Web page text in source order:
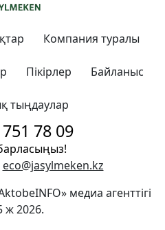
Компания туралы
Пікірлер Байланыс
тыңдаулар
78 09
eco@jasylmeken.kz
медиа агенттігі
ж2026.